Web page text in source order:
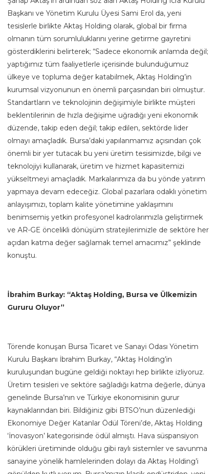
Başkanı ve Yönetim Kurulu Üyesi Sami Erol da, yeni
tesislerle birlikte Aktaş Holding olarak, global bir firma
olmanın tüm sorumluluklarını yerine getirme gayretini
gösterdiklerini belirterek; “Sadece ekonomik anlamda değil;
yaptığımız tüm faaliyetlerle içerisinde bulunduğumuz
ülkeye ve topluma değer katabilmek, Aktaş Holding’in
kurumsal vizyonunun en önemli parçasından biri olmuştur.
Standartların ve teknolojinin değişimiyle birlikte müşteri
beklentilerinin de hızla değişime uğradığı yeni ekonomik
düzende, takip eden değil; takip edilen, sektörde lider
olmayı amaçladık. Bursa’daki yapılanmamız açısından çok
önemli bir yer tutacak bu yeni üretim tesisimizde, bilgi ve
teknolojiyi kullanarak, üretim ve hizmet kapasitemizi
yükseltmeyi amaçladık. Markalarımıza da bu yönde yatırım
yapmaya devam edeceğiz. Global pazarlara odaklı yönetim
anlayışımızı, toplam kalite yönetimine yaklaşımını
benimsemiş yetkin profesyonel kadrolarımızla geliştirmek
ve AR-GE öncelikli dönüşüm stratejilerimizle de sektöre her
açıdan katma değer sağlamak temel amacımız” şeklinde
konuştu.
İbrahim Burkay: “Aktaş Holding, Bursa ve Ülkemizin
Gururu Oluyor”
Törende konuşan Bursa Ticaret ve Sanayi Odası Yönetim
Kurulu Başkanı İbrahim Burkay, “Aktaş Holding’in
kuruluşundan bugüne geldiği noktayı hep birlikte izliyoruz.
Üretim tesisleri ve sektöre sağladığı katma değerle, dünya
genelinde Bursa’nın ve Türkiye ekonomisinin gurur
kaynaklarından biri. Bildiğiniz gibi BTSO’nun düzenlediği
Ekonomiye Değer Katanlar Ödül Töreni’de, Aktaş Holding
‘İnovasyon’ kategorisinde ödül almıştı. Hava süspansiyon
körükleri üretiminde olduğu gibi raylı sistemler ve savunma
sanayine yönelik hamlelerinden dolayı da Aktaş Holding’i